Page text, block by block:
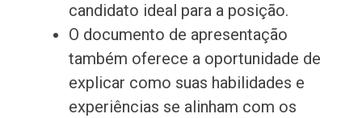
candidato ideal para a posição.
O documento de apresentação
também oferece a oportunidade de
explicar como suas habilidades e
experiências se alinham com os